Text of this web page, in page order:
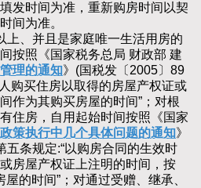
发时间为准，重新购房时间以契
间为准。
、并且是家庭唯一生活用房的
按照《国家税务总局 财政部 建
理的通知》(国税发〔2005〕89
购买住房以取得的房屋产权证或
作为其购买房屋的时间”；对根
住房，自用起始时间按照《国家
策执行中几个具体问题的通知》
五条规定:“以购房合同的生效时
房屋产权证上注明的时间，按
屋的时间”；对通过受赠、继承、